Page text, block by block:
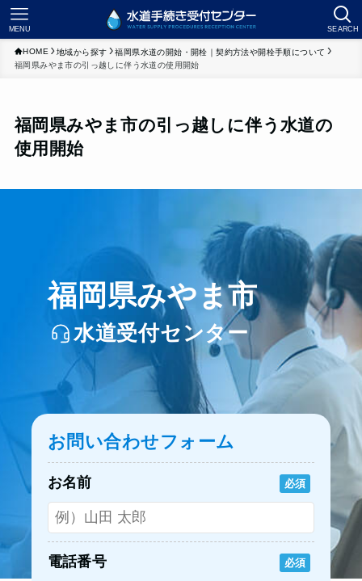
SEARCH
MENU
HOME 地域から探す
福岡県水道の開始・開栓｜契約方法や開栓手順について
福岡県みやま市の引っ越しに伴う水道の使用開始
福岡県みやま市の引っ越しに伴う水道の
使用開始
福岡県みやま市
水道受付センター
お問い合わせフォーム
お名前 必須
電話番号 必須